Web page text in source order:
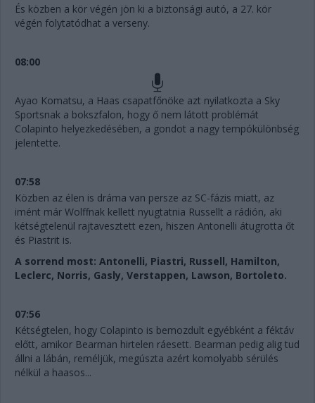
És közben a kör végén jön ki a biztonsági autó, a 27. kör
végén folytatódhat a verseny.
08:00
Ayao Komatsu, a Haas csapatfőnöke azt nyilatkozta a Sky
Sportsnak a bokszfalon, hogy ő nem látott problémát
Colapinto helyezkedésében, a gondot a nagy tempókülönbség
jelentette.
07:58
Közben az élen is dráma van persze az SC-fázis miatt, az
imént már Wolffnak kellett nyugtatnia Russellt a rádión, aki
kétségtelenül rajtavesztett ezen, hiszen Antonelli átugrotta őt
és Piastrit is.
A sorrend most: Antonelli, Piastri, Russell, Hamilton,
Leclerc, Norris, Gasly, Verstappen, Lawson, Bortoleto.
07:56
Kétségtelen, hogy Colapinto is bemozdult egyébként a féktáv
előtt, amikor Bearman hirtelen ráesett. Bearman pedig alig tud
állni a lábán, reméljük, megúszta azért komolyabb sérülés
nélkül a haasos...